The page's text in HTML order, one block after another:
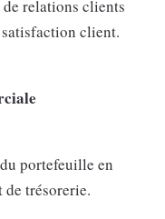
relations clients
client.
portefeuille en
de trésorerie.